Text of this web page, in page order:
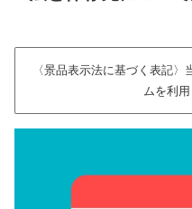
〈景品表示法に基づく表記
ムを利用